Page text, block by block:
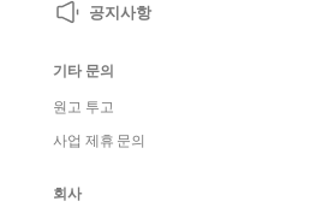
공지사항
기타 문의
원고 투고
사업 제휴 문의
회사